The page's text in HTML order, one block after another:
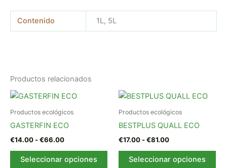
Contenido 1L, 5L
Productos relacionados
Productos ecológicos
GASTERFIN ECO
€14.00-€66.00
Rango
precios:
€14.00
hasta
Seleccionar opciones
Este
producto
variantes.
Productos ecológicos
BESTPLUS QUALL ECO
€17.00-€81.00
Rango
precios:
€17.00
hasta
Seleccionar opciones